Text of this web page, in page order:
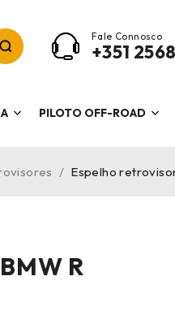
Fale Connosco
+351
PILOTO OFF-ROAD
/ Espelho
R